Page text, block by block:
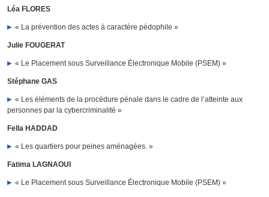
Léa FLORES
« La prévention des actes à caractère pédophile »
Julie FOUGERAT
« Le Placement sous Surveillance Électronique Mobile (PSEM) »
Stéphane GAS
« Les éléments de la procédure pénale dans le cadre de l’atteinte aux
personnes par la cybercriminalité »
Fella HADDAD
« Les quartiers pour peines aménagées. »
Fatima LAGNAOUI
« Le Placement sous Surveillance Électronique Mobile (PSEM) »